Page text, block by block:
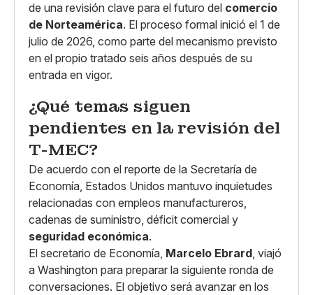
de una revisión clave para el futuro del comercio
de Norteamérica. El proceso formal inició el 1 de
julio de 2026, como parte del mecanismo previsto
en el propio tratado seis años después de su
entrada en vigor.
¿Qué temas siguen
pendientes en la revisión del
T-MEC?
De acuerdo con el reporte de la Secretaría de
Economía, Estados Unidos mantuvo inquietudes
relacionadas con empleos manufactureros,
cadenas de suministro, déficit comercial y
seguridad económica.
El secretario de Economía, Marcelo Ebrard , viajó
a Washington para preparar la siguiente ronda de
conversaciones. El objetivo será avanzar en los